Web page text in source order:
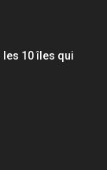
les 10 îles qui